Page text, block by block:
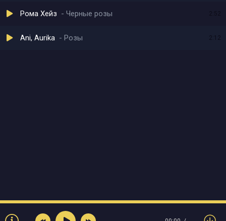
Рома Хейз Черные розы
Ani, Aurika Розы 2:12